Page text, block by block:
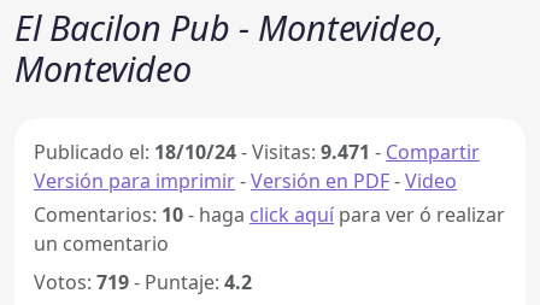
El Bacilon Pub - Montevideo,
Montevideo
Publicado el: 18/10/24-Visitas: 9.471 - Compartir
Versión para imprimir-Versión en PDF-Video
Comentarios: 10- haga click aquí para ver ó realizar
un comentario
Votos: 719- Puntaje: 4.2